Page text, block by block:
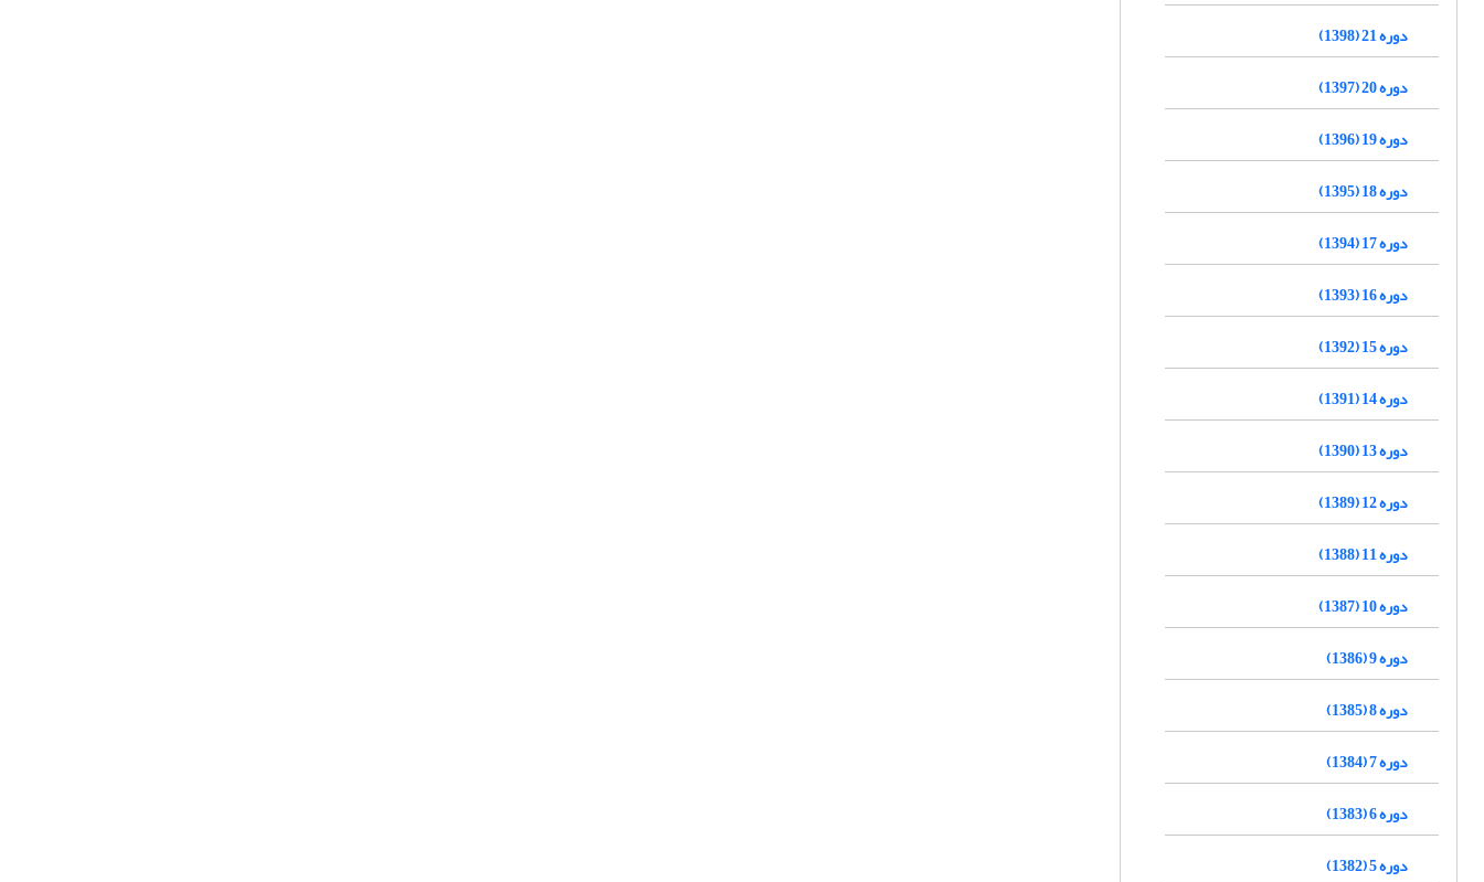
دوره 21 (1398)
دوره 20 (1397)
دوره 19 (1396)
دوره 18 (1395)
دوره 17 (1394)
دوره 16 (1393)
دوره 15 (1392)
دوره 14 (1391)
دوره 13 (1390)
دوره 12 (1389)
دوره 11 (1388)
دوره 10 (1387)
دوره 9 (1386)
دوره 8 (1385)
دوره 7 (1384)
دوره 6 (1383)
دوره 5 (1382)